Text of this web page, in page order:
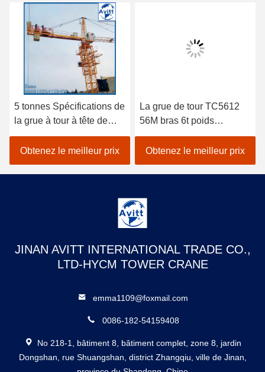
5 tonnes Spécifications de
la grue à tour à tête de
chat pour les projets de
construction civile
Obtenez le meilleur prix
La grue de tour TC5612
56M bras 6t poids
équipement de
construction de bâtiment
Obtenez le meilleur prix
JINAN AVITT INTERNATIONAL TRADE CO.,
LTD-HYCM TOWER CRANE
emma1109@foxmail.com
0086-182-54159408
No 218-1, bâtiment 8, bâtiment complet, zone 8, jardin
Dongshan, rue Shuangshan, district Zhangqiu, ville de Jinan,